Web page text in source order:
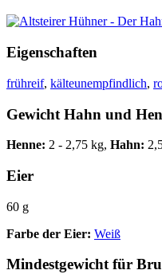
Eigenschaften
frühreif, kälteunempfindlich,
Gewicht Hahn und
Henne: 2 - 2,75 kg, Hahn:
Eier
60 g
Farbe der Eier: Weiß
Mindestgewicht für